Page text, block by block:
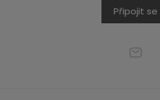
Připojit se